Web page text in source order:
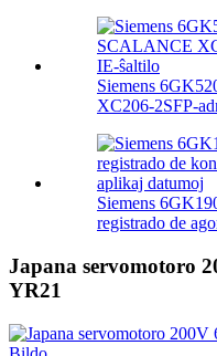
Siemens
XC206-2SFP-
Siemens
registrado de
Japana servomotoro
YR21